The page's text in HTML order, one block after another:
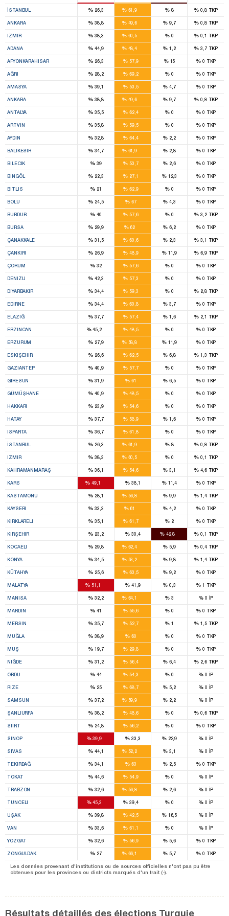
İSTANBUL % 26,3 %61,9
29
% 8 % 0,8 TKP
ANKARA % 38,8 %49,6 % 9,7 % 0,8 TKP
IZMIR % 38,3 %60,5 % 0 % 0,1 TKP
ADANA % 44,9 %48,4 % 1,2 % 3,7 TKP
AFYONKARAHISAR % 26,3 % 57,9 %15 %0 TKP
AĞRI % 28,2 % 69,2 % 0 %0 TKP
AMASYA % 39,1 % 53,5 % 4,7 %0 TKP
ANKARA % 38,8 %49,6 % 9,7 % 0,8 TKP
ANTALYA % 35,5 % 62,4 % 0 %0 TKP
ARTVIN % 35,8 % 59,5 % 0 %0 TKP
AYDIN % 32,8 % 64,4 % 2,2 %0 TKP
BALIKESIR % 34,7 %61,9 % 2,8 %0 TKP
BILECIK % 39 % 53,7 % 2,6 %0 TKP
BINGÖL % 22,3 % 27,1 %12,3 %0 TKP
BITLIS % 21 % 62,9 % 0 %0 TKP
BOLU % 24,5 % 67 % 4,3 %0 TKP
BURDUR % 40 % 57,6 % 0 % 3,2 TKP
BURSA % 29,9 %62 % 6,2 %0 TKP
ÇANAKKALE % 31,5 % 60,6 % 2,3 % 3,1 TKP
ÇANKIRI % 26,9 % 48,9 %11,9 % 6,9 TKP
ÇORUM % 32 % 57,6 % 0 %0 TKP
DENIZLI % 42,3 % 57,3 % 0 %0 TKP
DIYARBAKIR % 34,4 % 59,3 % 0 % 2,8 TKP
EDIRNE % 34,4 % 60,8 % 3,7 %0 TKP
ELAZIĞ % 37,7 % 57,4 % 1,6 % 2,1 TKP
ERZINCAN %45,2 % 48,5 % 0 %0 TKP
ERZURUM % 27,9 %58,8 %11,9 %0 TKP
ESKIŞEHIR % 26,6 % 62,5 % 6,8 % 1,3 TKP
GAZIANTEP % 40,9 % 57,7 % 0 %0 TKP
GIRESUN % 31,9 % 61 % 6,5 %0 TKP
GÜMÜŞHANE % 40,9 % 48,5 % 0 %0 TKP
HAKKARI % 23,9 % 54,6 % 0 %0 TKP
HATAY % 37,7 % 58,9 % 1,6 %0 TKP
ISPARTA % 36,7 % 61,8 % 0 %0 TKP
İSTANBUL % 26,3 %61,9 % 8 % 0,8 TKP
IZMIR % 38,3 %60,5 % 0 % 0,1 TKP
KAHRAMANMARAŞ % 36,1 % 54,6 % 3,1 % 4,6 TKP
KARS % 49,1 % 38,1 %11,4 %0 TKP
KASTAMONU % 28,1 %56,8 % 9,9 % 1,4 TKP
KAYSERI % 33,3 %61 % 4,2 %0 TKP
KIRKLARELI % 35,1 % 61,7 % 2 %0 TKP
KIRŞEHIR % 23,2 % 30,4 %42,8 % 0,1 TKP
KOCAELI % 29,8 %62,4 % 5,9 % 0,4 TKP
KONYA % 34,5 %53,2 % 9,8 % 1,4 TKP
KÜTAHYA % 25,6 % 63,5 % 9,2 %0 TKP
MALATYA % 51,1 % 41,9 % 0,3 %1 TKP
MANISA % 32,2 %64,1 % 3 %0 İP
MARDIN % 41 % 55,6 % 0 %0 TKP
MERSIN % 35,7 % 52,7 % 1 % 1,5 TKP
MUĞLA % 38,9 % 60 % 0 %0 TKP
MUŞ % 19,7 % 29,8 % 0 %0 TKP
NIĞDE % 31,2 % 56,4 % 6,4 % 2,6 TKP
ORDU % 44 % 54,3 % 0 %0 İP
RIZE % 25 % 68,7 % 5,2 %0 İP
SAMSUN % 37,2 %59,9 % 2,2 %0 İP
ŞANLIURFA % 38,2 % 48,6 % 0 % 0,6 TKP
SIIRT % 24,8 % 56,2 % 0 %0 TKP
SINOP %39,9 % 33,3 %22,9 %0 İP
SIVAS % 44,1 %52,2 % 3,1 %0 İP
TEKIRDAĞ % 34,1 % 63 % 2,5 %0 TKP
TOKAT % 44,6 % 54,9 % 0 %0 İP
TRABZON % 32,6 %56,8 % 2,6 %0 İP
TUNCELI %45,3 % 39,4 % 0 %0 İP
UŞAK % 39,8 % 42,5 %16,5 %0 İP
VAN % 33,6 % 61,1 % 0 %0 İP
YOZGAT % 32,6 % 56,9 % 5,6 %0 TKP
ZONGULDAK % 27 %66,1 % 5,7 %0 TKP
Les données provenant d'institutions ou de sources officielles n'ont pas pu être
obtenues pour les provinces ou districts marqués d'un trait (-).
Résultats détaillés des élections Turquie